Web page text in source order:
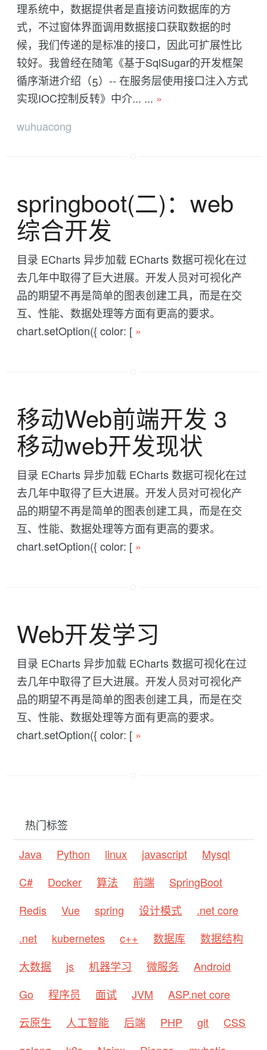
理系统中，数据提供者是直接访问数据库的方
式，不过窗体界面调用数据接口获取数据的时
候，我们传递的是标准的接口，因此可扩展性比
较好。我曾经在随笔《基于SqlSugar的开发框架
循序渐进介绍（5）-- 在服务层使用接口注入方式
实现IOC控制反转》中介... ... »
wuhuacong
springboot(二)：web
综合开发
目录 ECharts 异步加载 ECharts 数据可视化在过
去几年中取得了巨大进展。开发人员对可视化产
品的期望不再是简单的图表创建工具，而是在交
互、性能、数据处理等方面有更高的要求。
chart.setOption({ color: [ »
移动Web前端开发 3
移动web开发现状
目录 ECharts 异步加载 ECharts 数据可视化在过
去几年中取得了巨大进展。开发人员对可视化产
品的期望不再是简单的图表创建工具，而是在交
互、性能、数据处理等方面有更高的要求。
chart.setOption({ color: [ »
Web开发学习
目录 ECharts 异步加载 ECharts 数据可视化在过
去几年中取得了巨大进展。开发人员对可视化产
品的期望不再是简单的图表创建工具，而是在交
互、性能、数据处理等方面有更高的要求。
chart.setOption({ color: [ »
热门标签
Java
Python linux javascript
Mysql
C#
Docker 算法 前端
SpringBoot
Redis
Vue spring 设计模式
.net core
.net
kubernetes c++ 数据库
数据结构
大数据
js 机器学习 微服务
Android
Go
程序员 面试 JVM
ASP.net core
云原生
人工智能 后端 PHP git
CSS